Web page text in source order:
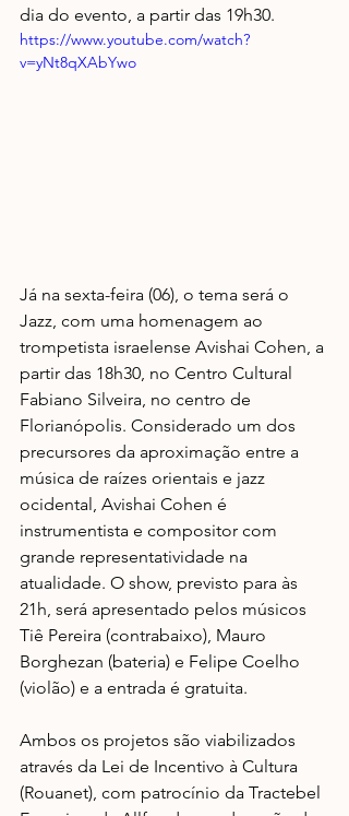
dia do evento, a partir das 19h30.
https://www.youtube.com/watch?
v=yNt8qXAbYwo
Já na sexta-feira (06), o tema será o
Jazz, com uma homenagem ao
trompetista israelense Avishai Cohen, a
partir das 18h30, no Centro Cultural
Fabiano Silveira, no centro de
Florianópolis. Considerado um dos
precursores da aproximação entre a
música de raízes orientais e jazz
ocidental, Avishai Cohen é
instrumentista e compositor com
grande representatividade na
atualidade. O show, previsto para às
21h, será apresentado pelos músicos
Tiê Pereira (contrabaixo), Mauro
Borghezan (bateria) e Felipe Coelho
(violão) e a entrada é gratuita.
Ambos os projetos são viabilizados
através da Lei de Incentivo à Cultura
(Rouanet), com patrocínio da Tractebel